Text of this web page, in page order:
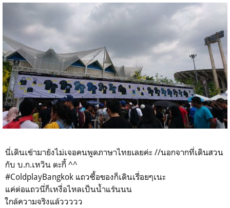
นี่เดินเข้ามายังไม่เจอคนพูดภาษาไทยเลยค่ะ //นอกจากที่เดินสวน
กับ บ.ก.เหวิน ตะกี้ ^^
#ColdplayBangkok แถวซื้อของก็เดินเรื่อยๆเนะ
แค่ต่อแถวนี่ก็เหงื่อไหลเป็นน้ำแร้นนน
ใกล้ความจริงแล้ววววว